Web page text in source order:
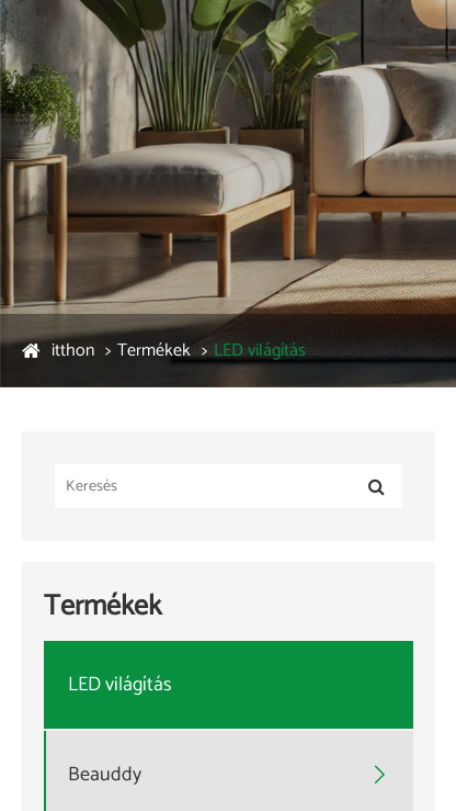
itthon Termékek LED világítás
Termékek
LED világítás
Beauddy 